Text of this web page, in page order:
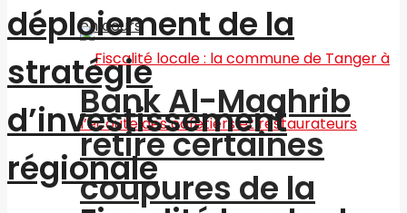
Bank Al-Maghrib
retire certaines
coupures de la
déploiement de la
stratégie
d’investissement
régionale